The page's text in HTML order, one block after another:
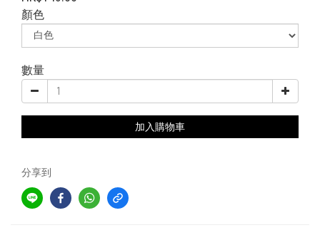
顏色
數量
加入購物車
分享到